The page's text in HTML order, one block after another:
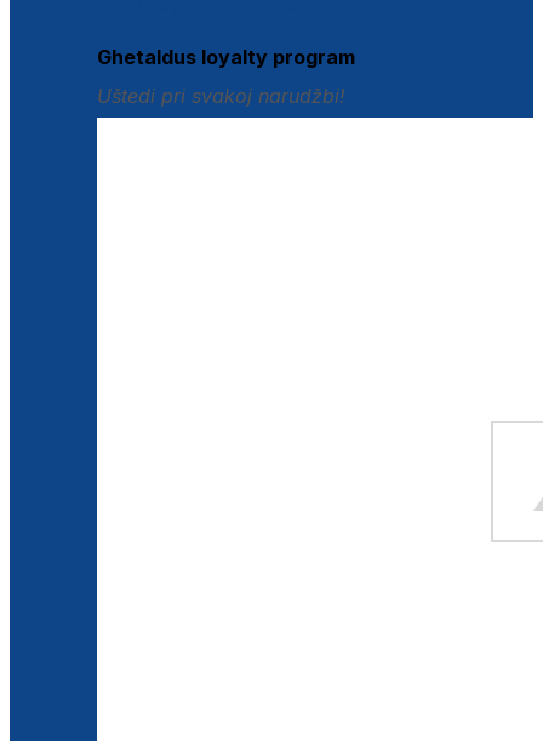
Ghetaldus loyalty program
Uštedi pri svakoj narudžbi!